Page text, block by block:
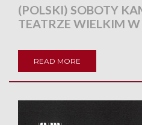
(POLSKI) SOBOTY
TEATRZE WIELKIM
READ MORE